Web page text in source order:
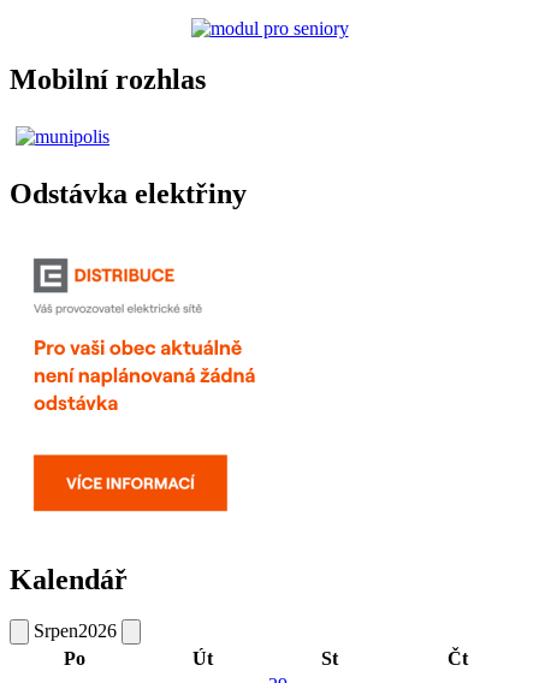
Mobilní rozhlas
Odstávka elektřiny
Kalendář
Srpen2026
Po
Út St Čt